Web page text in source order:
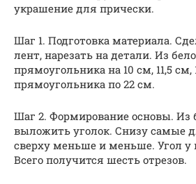
украшение для прически.
Шаг 1. Подготовка материала.
лент, нарезать на детали. Из
прямоугольника на 10 см, 11,5
прямоугольника по 22 см.
Шаг 2. Формирование основы. Из
выложить уголок. Снизу самые
сверху меньше и меньше. Угол у
Всего получится шесть отрезов.